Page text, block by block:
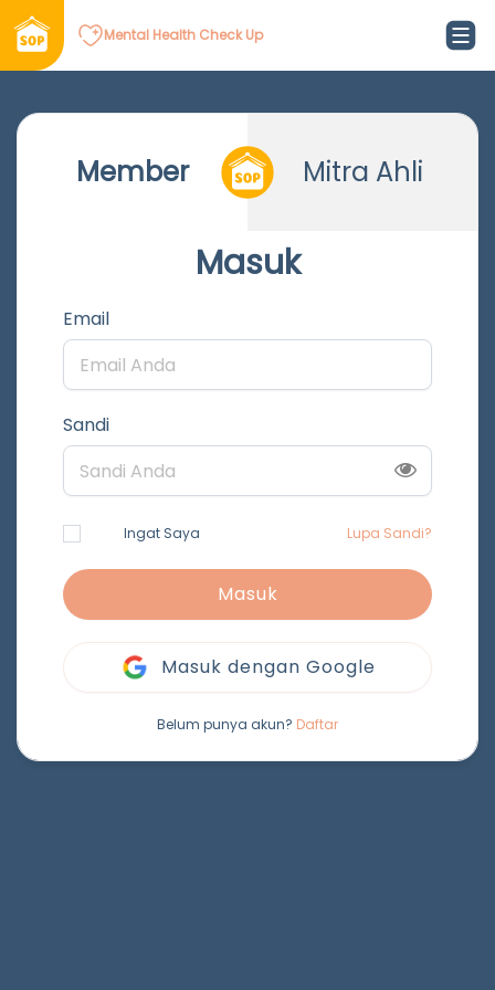
Mental Health Check Up
Member Mitra Ahli
Masuk
Email
Sandi
Ingat Saya Lupa Sandi?
Masuk
Masuk dengan Google
Belum punya akun? Daftar